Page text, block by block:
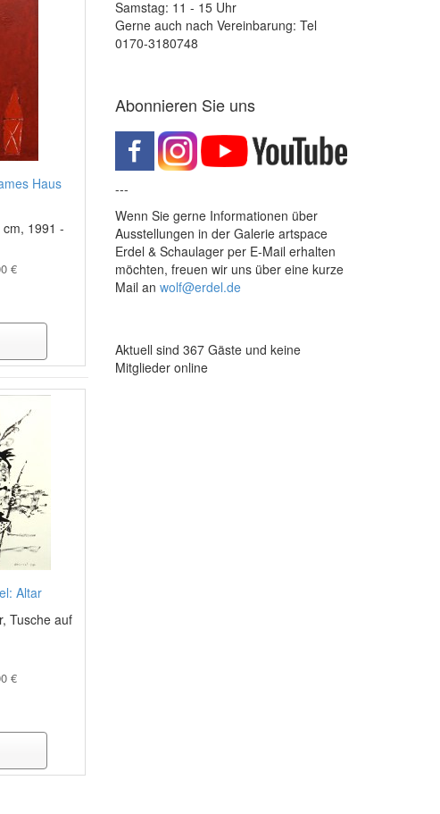
Haus
1991 -
€
Altar
Tusche auf
€
Samstag: 11 - 15 Uhr
Gerne auch nach Vereinbarung: Tel
0170-3180748
Abonnieren Sie uns
---
Wenn Sie gerne Informationen über
Ausstellungen in der Galerie artspace
Erdel & Schaulager per E-Mail erhalten
möchten, freuen wir uns über eine kurze
Mail an wolf@erdel.de
Aktuell sind 367 Gäste und keine
Mitglieder online